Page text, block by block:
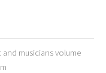
musicians volume